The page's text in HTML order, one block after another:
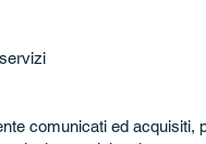
comunicati ed acquisiti,